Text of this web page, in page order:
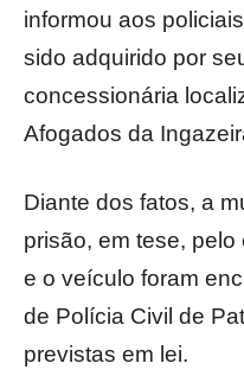
informou aos
sido adquirido por
concessionária
Afogados da
Diante dos fatos, a
prisão, em tese,
e o veículo foram
de Polícia Civil de
previstas em lei.